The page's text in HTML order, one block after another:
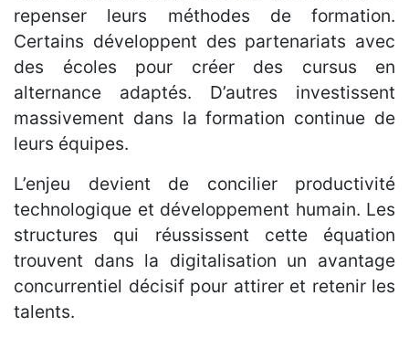
repenser leurs méthodes de formation.
Certains développent des partenariats avec
des écoles pour créer des cursus en
alternance adaptés. D’autres investissent
massivement dans la formation continue de
leurs équipes.
L’enjeu devient de concilier productivité
technologique et développement humain. Les
structures qui réussissent cette équation
trouvent dans la digitalisation un avantage
concurrentiel décisif pour attirer et retenir les
talents.